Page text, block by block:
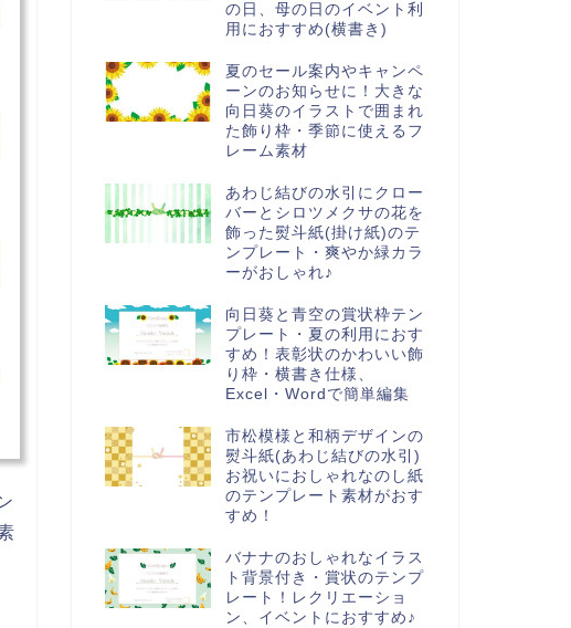
の日、母の日のイベント利
用におすすめ(横書き)
夏のセール案内やキャンペ
ーンのお知らせに！大きな
向日葵のイラストで囲まれ
た飾り枠・季節に使えるフ
レーム素材
あわじ結びの水引にクロー
バーとシロツメクサの花を
飾った熨斗紙(掛け紙)のテ
ンプレート・爽やか緑カラ
ーがおしゃれ♪
向日葵と青空の賞状枠テン
プレート・夏の利用におす
すめ！表彰状のかわいい飾
り枠・横書き仕様、
Excel・Wordで簡単編集
市松模様と和柄デザインの
熨斗紙(あわじ結びの水引)
お祝いにおしゃれなのし紙
のテンプレート素材がおす
すめ！
バナナのおしゃれなイラス
ト背景付き・賞状のテンプ
レート！レクリエーショ
ン、イベントにおすすめ♪